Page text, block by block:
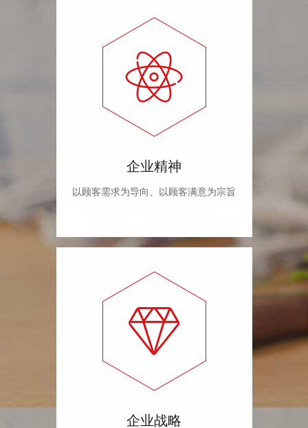
企业精神
以顾客需求为导向、以顾客满意为宗旨
企业战略